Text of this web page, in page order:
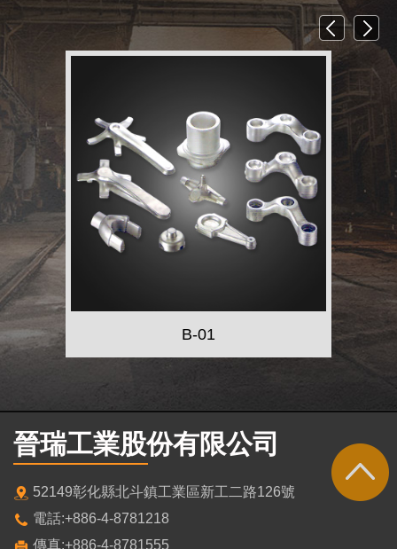
晉瑞工業股份有限公司
52149彰化縣北斗鎮工業區新工二路126號
電話:+886-4-8781218
傳真:+886-4-8781555